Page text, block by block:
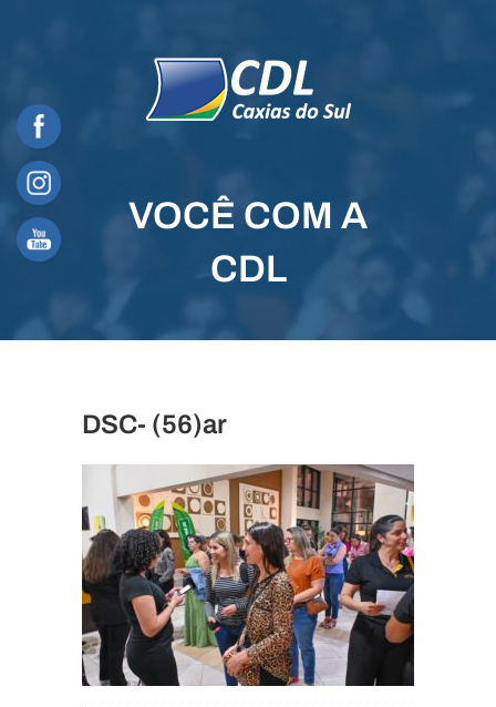
VOCÊ COM A
CDL
DSC- (56)ar